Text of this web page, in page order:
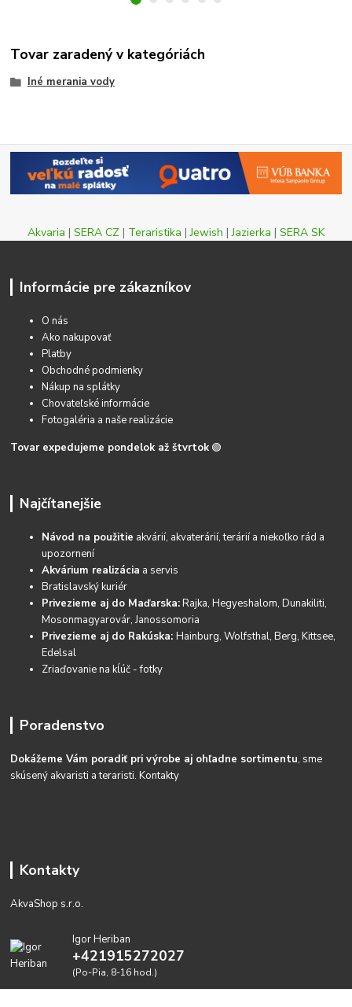
Tovar zaradený v kategóriách
Iné merania vody
Akvaria | SERA CZ | Teraristika |Jewish |Jazierka | SERA SK
Informácie pre zákazníkov
O nás
Ako nakupovať
Platby
Obchodné podmienky
Nákup na splátky
Chovateľské informácie
Fotogaléria a naše realizácie
Tovar expedujeme pondelok až štvrtok 🟢
Najčítanejšie
Návod na použitie akvárií, akvaterárií, terárií a niekoľko rád a
upozornení
Akvárium realizácia a servis
Bratislavský kuriér
Privezieme aj do Maďarska:Rajka, Hegyeshalom, Dunakiliti,
Mosonmagyarovár, Janossomoria
Privezieme aj do Rakúska:Hainburg, Wolfsthal, Berg, Kittsee,
Edelsal
Zriaďovanie na kĺúč - fotky
Poradenstvo
Dokážeme Vám poradiť pri výrobe aj ohľadne sortimentu, sme
skúsený akvaristi a teraristi.Kontakty
Kontakty
AkvaShop s.r.o.
Igor Heriban
+421915272027
(Po-Pia, 8-16 hod.)